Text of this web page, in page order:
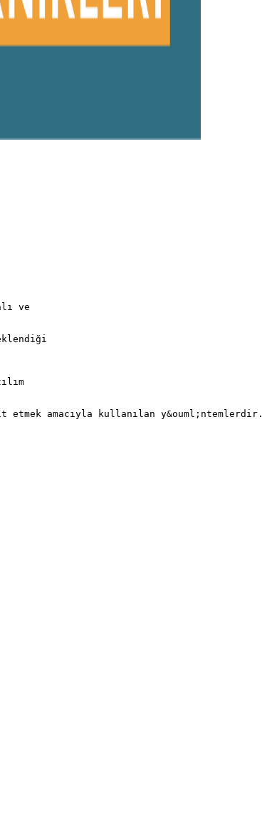
ve
amacıyla kullanılan y&ouml;ntemlerdir.